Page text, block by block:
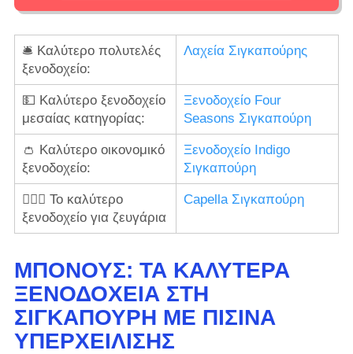
🛎️ Καλύτερο πολυτελές
ξενοδοχείο:
Λαχεία Σιγκαπούρης
💵 Καλύτερο ξενοδοχείο
μεσαίας κατηγορίας:
Ξενοδοχείο Four
Seasons Σιγκαπούρη
👛 Καλύτερο οικονομικό
ξενοδοχείο:
Ξενοδοχείο Indigo
Σιγκαπούρη
👨‍❤️‍👨 Το καλύτερο
ξενοδοχείο για ζευγάρια
Capella Σιγκαπούρη
ΜΠΌΝΟΥΣ: ΤΑ ΚΑΛΎΤΕΡΑ
ΞΕΝΟΔΟΧΕΊΑ ΣΤΗ
ΣΙΓΚΑΠΟΎΡΗ ΜΕ ΠΙΣΊΝΑ
ΥΠΕΡΧΕΊΛΙΣΗΣ